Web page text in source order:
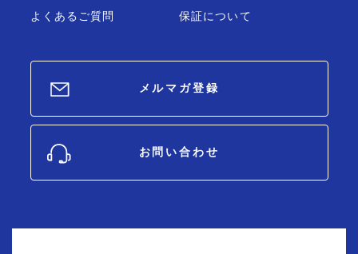
よくあるご質問
保証について
メルマガ登録
お問い合わせ